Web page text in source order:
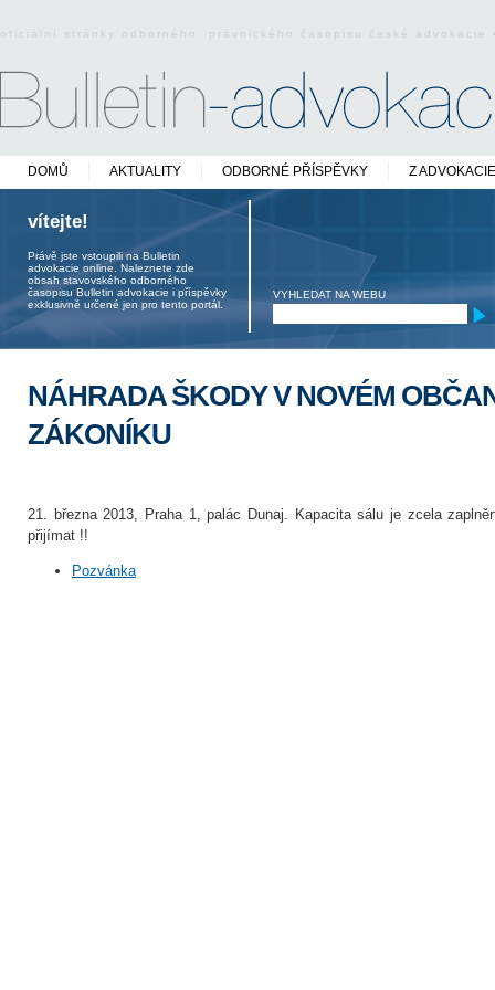
oficiální stránky odborného právnického časopisu české
DOMŮ AKTUALITY ODBORNÉ PŘÍSPĚVKY Z ADVOKACIE
vítejte!
Právě jste vstoupili na Bulletin
advokacie online. Naleznete zde
obsah stavovského odborného
časopisu Bulletin advokacie i příspěvky
exklusivně určené jen pro tento portál.
VYHLEDAT NA WEBU
NÁHRADA ŠKODY V NOVÉM
ZÁKONÍKU
21. března 2013, Praha 1, palác Dunaj. Kapacita sálu je zcela
přijímat !!
Pozvánka